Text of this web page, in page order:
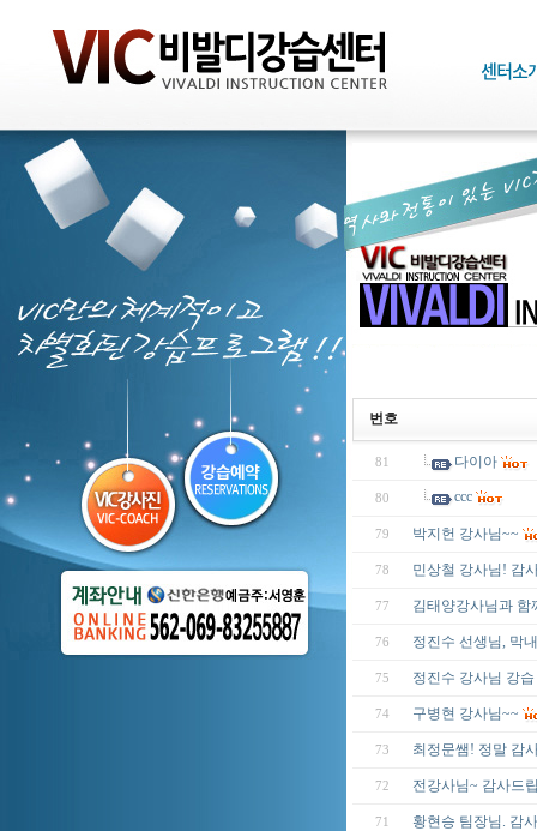
번호
81 다이아
80 ccc
79 박지헌 강사님~~
78 민상철 강사님! 감
77 김태양강사님과
76 정진수 선생님, 막
75 정진수 강사님 강
74 구병현 강사님~~
73 최정문쌤! 정말 감
72 전강사님~ 감사드
71 황현승 팀장님. 감